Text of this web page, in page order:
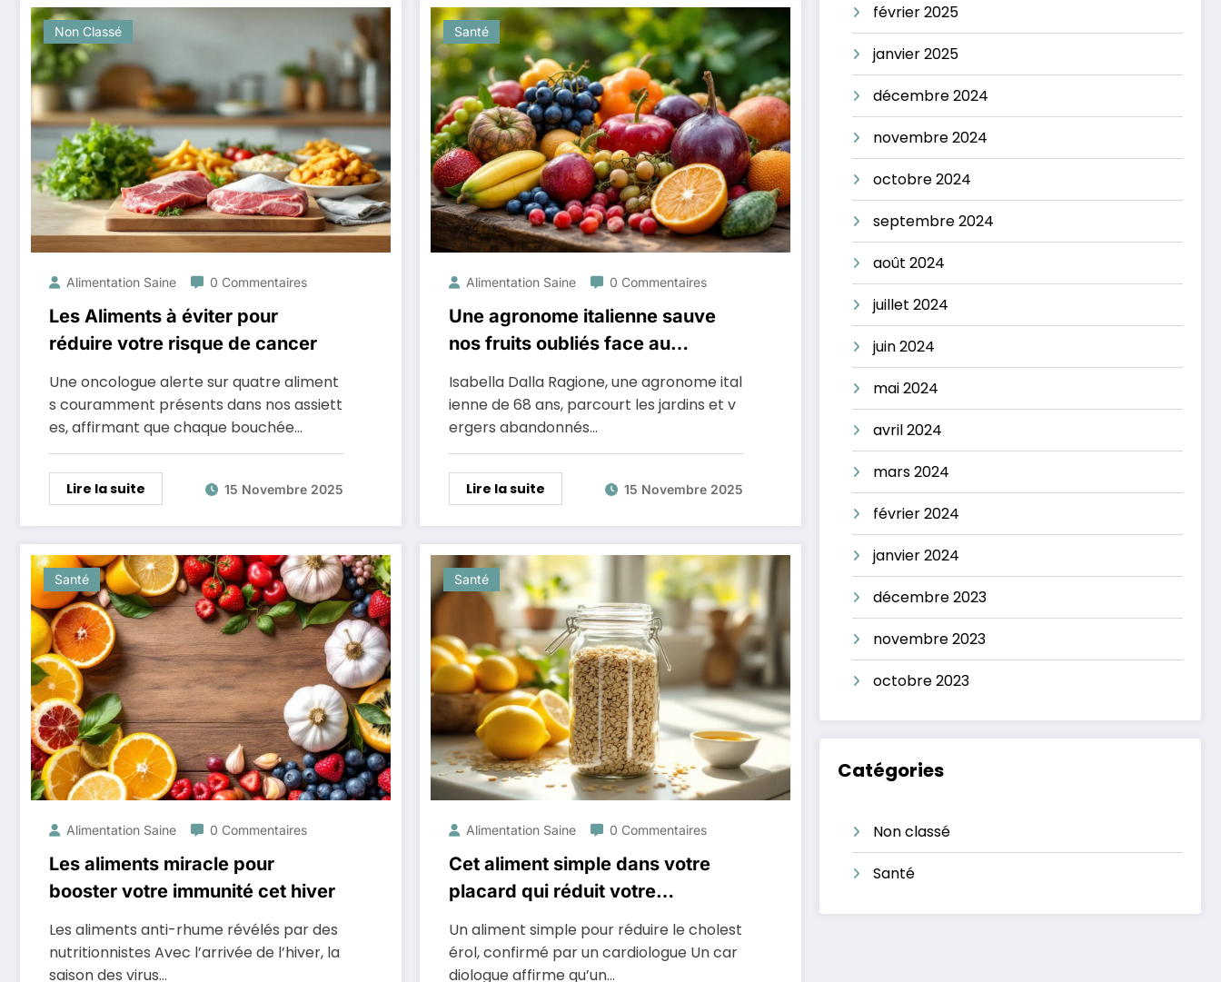
Non Classé
Alimentation Saine 0 Commentaires
Les Aliments à éviter pour
réduire votre risque de cancer
Une oncologue alerte sur quatre aliment
s couramment présents dans nos assiett
es, affirmant que chaque bouchée…
Lire la suite 15 Novembre 2025
Santé
Alimentation Saine 0 Commentaires
Une agronome italienne sauve
nos fruits oubliés face au
changement climatique
Isabella Dalla Ragione, une agronome ital
ienne de 68 ans, parcourt les jardins et v
ergers abandonnés…
Lire la suite 15 Novembre 2025
Santé
Alimentation Saine 0 Commentaires
Les aliments miracle pour
booster votre immunité cet hiver
Les aliments anti-rhume révélés par des
nutritionnistes Avec l’arrivée de l’hiver, la
saison des virus…
Santé
Alimentation Saine 0 Commentaires
Cet aliment simple dans votre
placard qui réduit votre
cholestérol
Un aliment simple pour réduire le cholest
érol, confirmé par un cardiologue Un car
diologue affirme qu’un…
février 2025
janvier 2025
décembre 2024
novembre 2024
octobre 2024
septembre 2024
août 2024
juillet 2024
juin 2024
mai 2024
avril 2024
mars 2024
février 2024
janvier 2024
décembre 2023
novembre 2023
octobre 2023
Catégories
Non classé
Santé